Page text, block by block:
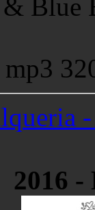
Blue
mp3
2016 -